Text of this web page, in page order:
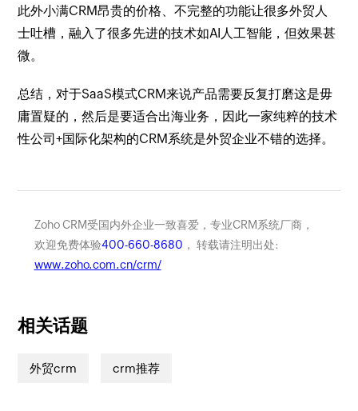
此外小满CRM昂贵的价格、不完整的功能让很多外贸人
士吐槽，融入了很多先进的技术如AI人工智能，但效果甚
微。
总结，对于SaaS模式CRM来说产品需要反复打磨这是毋
庸置疑的，然后是要适合出海业务，因此一家纯粹的技术
性公司+国际化架构的CRM系统是外贸企业不错的选择。
Zoho CRM受国内外企业一致喜爱，专业CRM系统厂商，
欢迎免费体验400-660-8680 ， 转载请注明出处:
www.zoho.com.cn/crm/
相关话题
外贸crm crm推荐